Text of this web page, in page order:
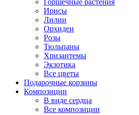
Горшечные растения
Ирисы
Лилии
Орхидеи
Розы
Тюльпаны
Хризантемы
Экзотика
Все цветы
Подарочные корзины
Композиции
В виде сердца
Все композиции